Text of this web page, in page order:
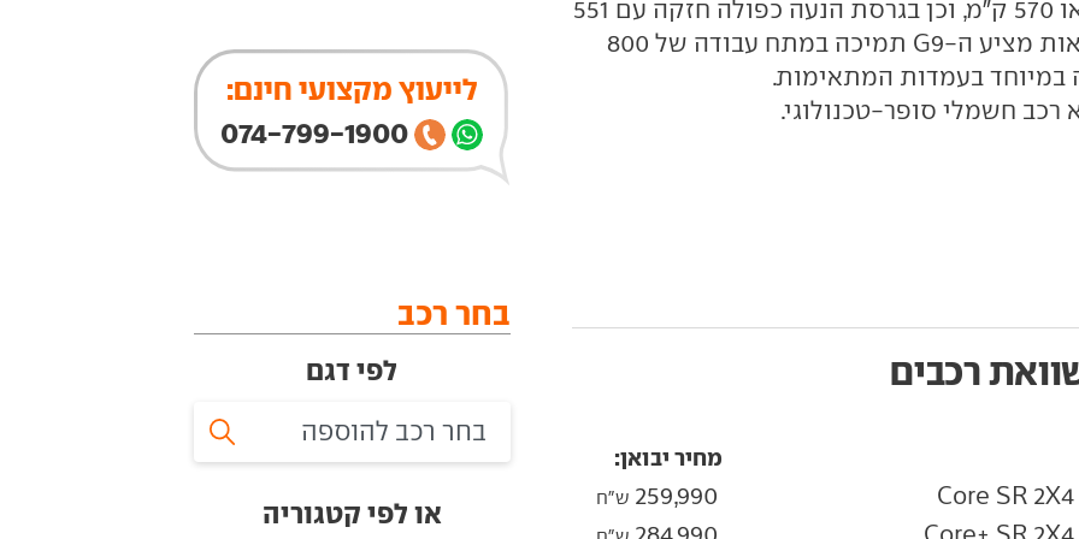
עם 313 כ"ס וטווח נסיעה של 460 או 570 ק"מ, וכן בגרסת הנעה כפולה חזקה עם 551
כ"ס וטווח של 520 ק"מ. בכל הגרסאות מציע ה-G9 תמיכה במתח עבודה של 800
במיוחד בעמדות המתאימות.
רכבים
מחיר יבואן:
259,990 ש"ח
לייעוץ מקצועי חינם:
074-799-1900
בחר רכב
לפי דגם
או לפי קטגוריה